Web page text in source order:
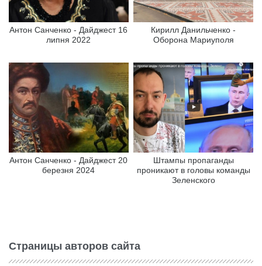
Антон Санченко - Дайджест 16
липня 2022
Кирилл Данильченко -
Оборона Мариуполя
Антон Санченко - Дайджест 20
березня 2024
Штампы пропаганды
проникают в головы команды
Зеленского
Страницы авторов сайта